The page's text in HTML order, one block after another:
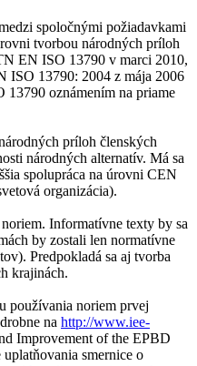
spoločnými požiadavkami
tvorbou národných príloh
EN ISO 13790 v marci 2010,
ISO 13790: 2004 z mája 2006
oznámením na priame
príloh členských
národných alternatív. Má sa
spolupráca na úrovni CEN
organizácia).
Informatívne texty by sa
by zostali len normatívne
Predpokladá sa aj tvorba
krajinách.
používania noriem prvej
na http://www.iee-
Improvement of the EPBD
smernice o